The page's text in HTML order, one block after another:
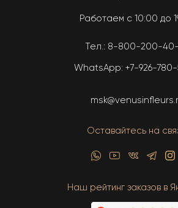
Работаем с 10:00 до
Тел.: 8-800-200-
WhatsApp: +7-926-
Оставайтесь на
Наш рейтинг заказов в